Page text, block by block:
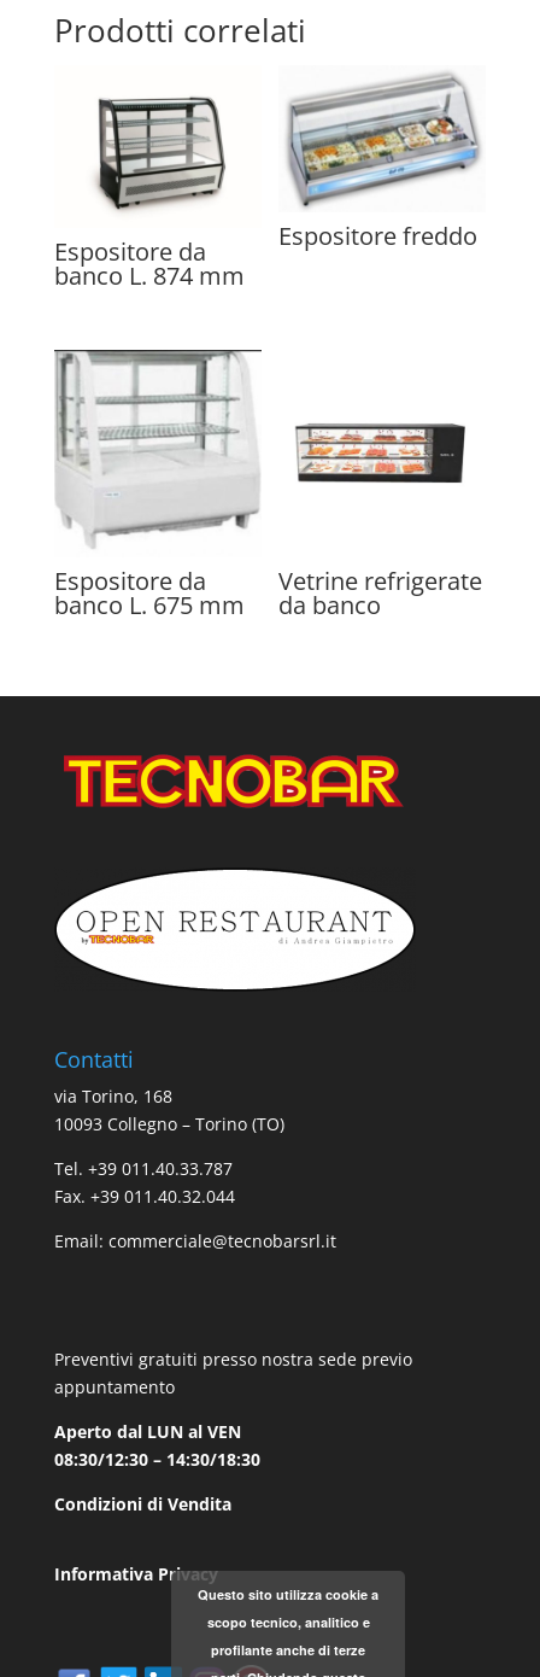
Prodotti correlati
Espositore da
banco L. 874 mm
Espositore freddo
Espositore da
banco L. 675 mm
Vetrine refrigerate
da banco
Contatti
via Torino, 168
10093 Collegno – Torino (TO)
Tel. +39 011.40.33.787
Fax. +39 011.40.32.044
Email: commerciale@tecnobarsrl.it
Preventivi gratuiti presso nostra sede previo
appuntamento
Aperto dal LUN al VEN
08:30/12:30 – 14:30/18:30
Condizioni di Vendita
Informativa Privacy
Questo sito utilizza cookie a
scopo tecnico, analitico e
profilante anche di terze